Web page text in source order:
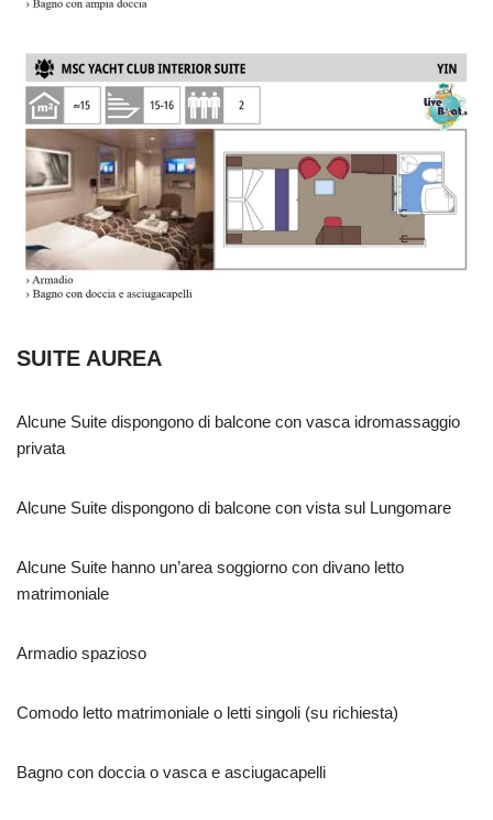
SUITE AUREA
Alcune Suite dispongono di balcone con vasca idromassaggio
privata
Alcune Suite dispongono di balcone con vista sul Lungomare
Alcune Suite hanno un’area soggiorno con divano letto
matrimoniale
Armadio spazioso
Comodo letto matrimoniale o letti singoli (su richiesta)
Bagno con doccia o vasca e asciugacapelli